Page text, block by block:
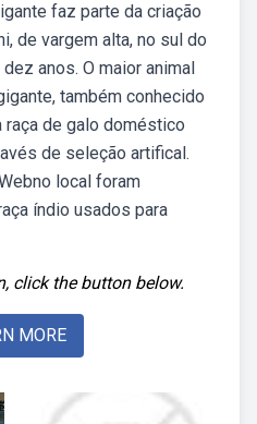
faz parte da criação
de vargem alta, no sul do
anos. O maior animal
também conhecido
raça de galo doméstico
de seleção artifical.
local foram
índio usados para
click the button below.
MORE